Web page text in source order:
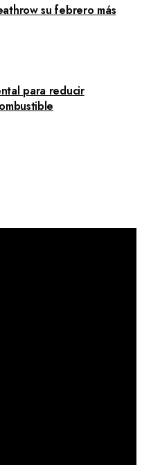
su febrero más
para reducir